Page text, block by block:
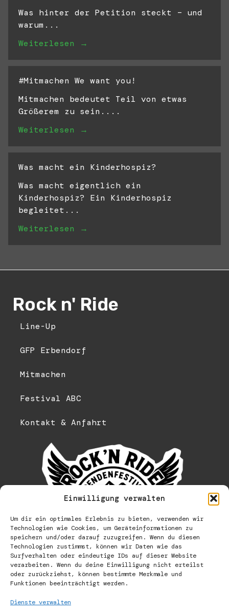
Einwilligung verwalten
Um dir ein optimales Erlebnis zu bieten, verwenden wir
Technologien wie Cookies, um Geräteinformationen zu
speichern und/oder darauf zuzugreifen. Wenn du diesen
Technologien zustimmst, können wir Daten wie das
Surfverhalten oder eindeutige IDs auf dieser Website
verarbeiten. Wenn du deine Einwilligung nicht erteilst
oder zurückziehst, können bestimmte Merkmale und
Funktionen beeinträchtigt werden.
Dienste verwalten
Was hinter der Petition steckt – und
warum...
Weiterlesen →
#Mitmachen We want you!
Mitmachen bedeutet Teil von etwas
Größerem zu sein....
Weiterlesen →
Was macht ein Kinderhospiz?
Was macht eigentlich ein
Kinderhospiz? Ein Kinderhospiz
begleitet...
Weiterlesen →
Rock n' Ride
Line-Up
GFP Erbendorf
Mitmachen
Festival ABC
Kontakt & Anfahrt